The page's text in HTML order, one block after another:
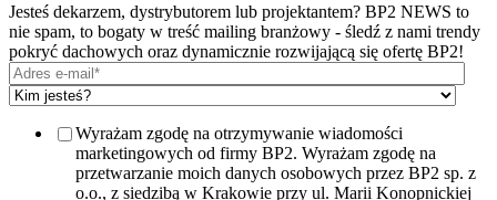
Jesteś dekarzem, dystrybutorem lub projektantem? BP2 NEWS to
nie spam, to bogaty w treść mailing branżowy - śledź z nami trendy
pokryć dachowych oraz dynamicznie rozwijającą się ofertę BP2!
Wyrażam zgodę na otrzymywanie wiadomości
marketingowych od firmy BP2. Wyrażam zgodę na
przetwarzanie moich danych osobowych przez BP2 sp. z
o.o., z siedzibą w Krakowie przy ul. Marii Konopnickiej